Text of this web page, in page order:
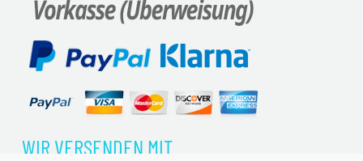
WIR VERSENDEN MIT